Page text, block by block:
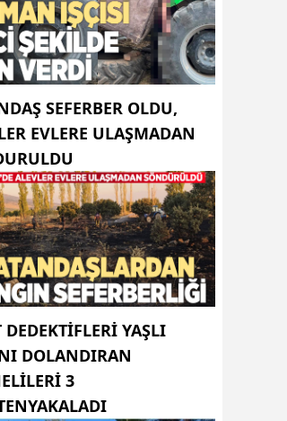
SEFERBER OLDU,
EVLERE ULAŞMADAN
DEDEKTIFLERI YAŞLI
DOLANDIRAN
3